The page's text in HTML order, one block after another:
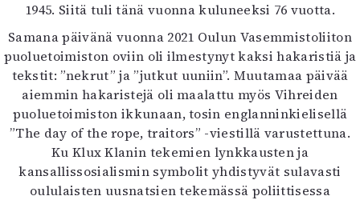
1945. Siitä tuli tänä vuonna kuluneeksi 76 vuotta.
Samana päivänä vuonna 2021 Oulun Vasemmistoliiton
puoluetoimiston oviin oli ilmestynyt kaksi hakaristiä ja
tekstit: ”nekrut” ja ”jutkut uuniin”. Muutamaa päivää
aiemmin hakaristejä oli maalattu myös Vihreiden
puoluetoimiston ikkunaan, tosin englanninkielisellä
”The day of the rope, traitors” -viestillä varustettuna.
Ku Klux Klanin tekemien lynkkausten ja
kansallissosialismin symbolit yhdistyvät sulavasti
oululaisten uusnatsien tekemässä poliittisessa